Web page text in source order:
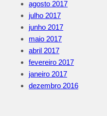
agosto 2017
julho 2017
junho 2017
maio 2017
abril 2017
fevereiro 2017
janeiro 2017
dezembro 2016